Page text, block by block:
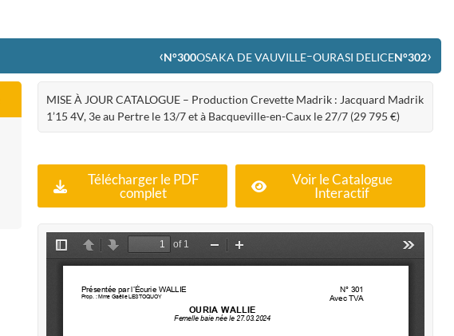
‹N°300OSAKA DE VAUVILLE–OURASI DELICEN°302›
MISE À JOUR CATALOGUE – Production Crevette Madrik : Jacquard Madrik
1’15 4V, 3e au Pertre le 13/7 et à Bacqueville-en-Caux le 27/7 (29 795 €)
Télécharger le PDF
complet
Voir le Catalogue
Interactif